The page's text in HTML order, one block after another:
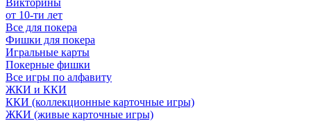
Викторины
от 10-ти лет
Все для покера
Фишки для покера
Игральные карты
Покерные фишки
Все игры по алфавиту
ЖКИ и ККИ
ККИ (коллекционные карточные игры)
ЖКИ (живые карточные игры)